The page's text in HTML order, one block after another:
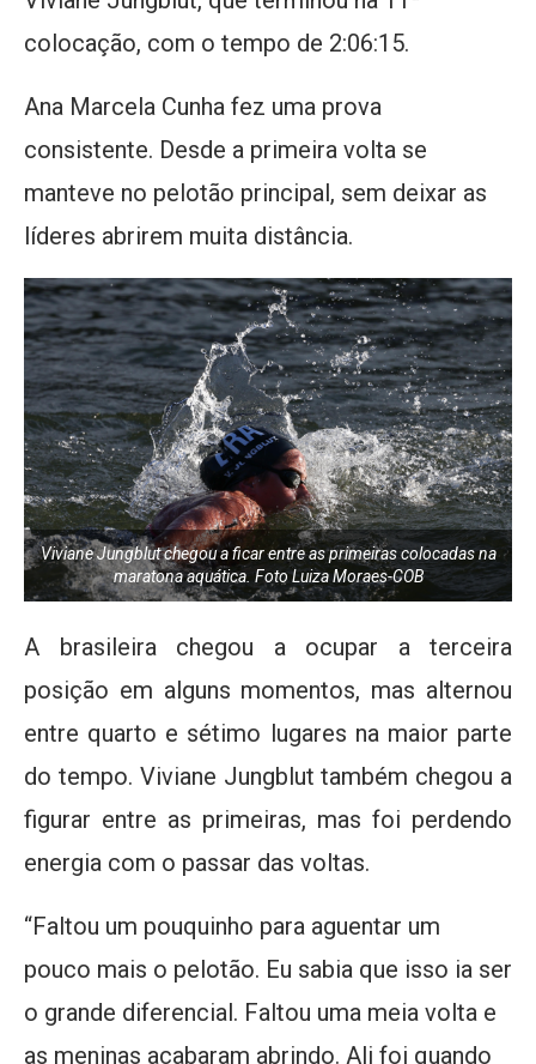
colocação, com o tempo de 2:06:15.
Ana Marcela Cunha fez uma prova
consistente. Desde a primeira volta se
manteve no pelotão principal, sem deixar as
líderes abrirem muita distância.
Viviane Jungblut chegou a ficar entre as primeiras colocadas na
maratona aquática. Foto Luiza Moraes-COB
A brasileira chegou a ocupar a terceira
posição em alguns momentos, mas alternou
entre quarto e sétimo lugares na maior parte
do tempo. Viviane Jungblut também chegou a
figurar entre as primeiras, mas foi perdendo
energia com o passar das voltas.
“Faltou um pouquinho para aguentar um
pouco mais o pelotão. Eu sabia que isso ia ser
o grande diferencial. Faltou uma meia volta e
as meninas acabaram abrindo. Ali foi quando